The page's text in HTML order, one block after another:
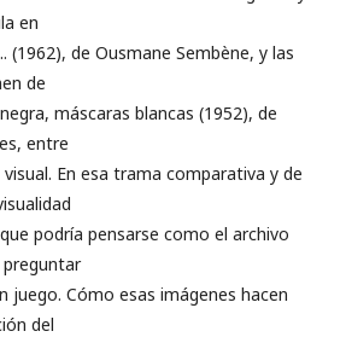
en
(1962), de Ousmane Sembène, y las
de
máscaras blancas (1952), de
entre
En esa trama comparativa y de
podría pensarse como el archivo
juego. Cómo esas imágenes hacen
del